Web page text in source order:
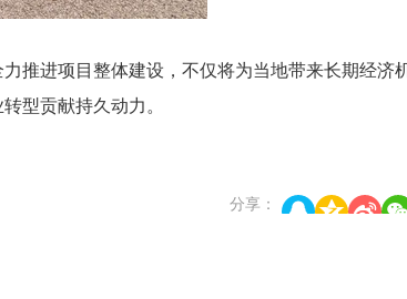
推进项目整体建设，不仅将为当地带来长期经济
型贡献持久动力。
分享：